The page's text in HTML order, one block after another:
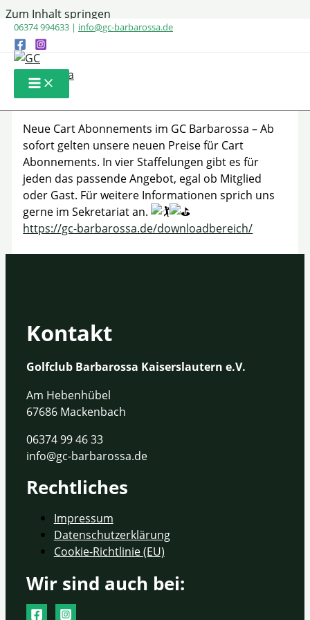
Zum Inhalt springen
06374 994633 | info@gc-barbarossa.de
Neue Cartabonnements im
GC Barbarossa
Neue Cart Abonnements im GC Barbarossa – Ab
sofort gelten unsere neuen Preise für Cart
Abonnements. In vier Staffelungen gibt es für
jeden das passende Angebot, egal ob Mitglied
oder Gast. Für weitere Informationen sprich uns
gerne im Sekretariat an.
https://gc-barbarossa.de/downloadbereich/
Kontakt
Golfclub Barbarossa Kaiserslautern e.V.
Am Hebenhübel
67686 Mackenbach
06374 99 46 33
info@gc-barbarossa.de
Rechtliches
Impressum
Datenschutzerklärung
Cookie-Richtlinie (EU)
Wir sind auch bei: